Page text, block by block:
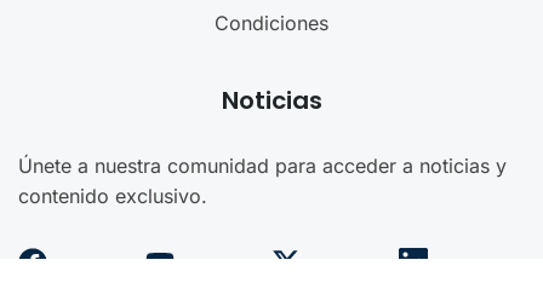
Condiciones
Noticias
Únete a nuestra comunidad para acceder a noticias y
contenido exclusivo.